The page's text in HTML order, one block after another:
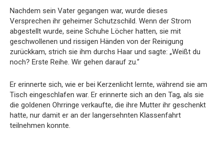
Nachdem sein Vater gegangen war, wurde dieses
Versprechen ihr geheimer Schutzschild. Wenn der Strom
abgestellt wurde, seine Schuhe Löcher hatten, sie mit
geschwollenen und rissigen Händen von der Reinigung
zurückkam, strich sie ihm durchs Haar und sagte: „Weißt du
noch? Erste Reihe. Wir gehen darauf zu.“
Er erinnerte sich, wie er bei Kerzenlicht lernte, während sie am
Tisch eingeschlafen war. Er erinnerte sich an den Tag, als sie
die goldenen Ohrringe verkaufte, die ihre Mutter ihr geschenkt
hatte, nur damit er an der langersehnten Klassenfahrt
teilnehmen konnte.